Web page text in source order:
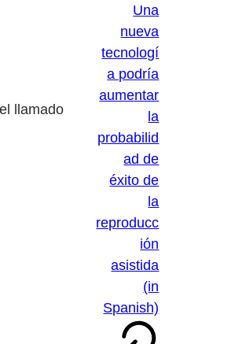
llamado
Una
nueva
tecnologí
a podría
aumentar
la
probabilid
ad de
éxito de
la
reproducc
ión
asistida
(in
Spanish)